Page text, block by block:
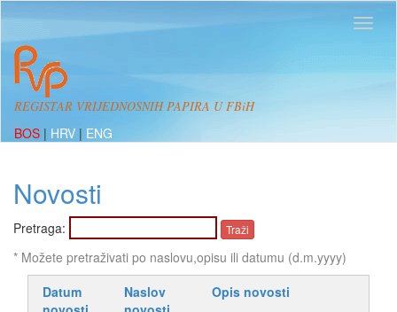
REGISTAR VRIJEDNOSNIH PAPIRA U FBiH
BOS | HRV | ENG
Novosti
Pretraga:
* Možete pretraživati po naslovu,opisu ili datumu (d.m.yyyy)
Datum
Naslov
Opis novosti